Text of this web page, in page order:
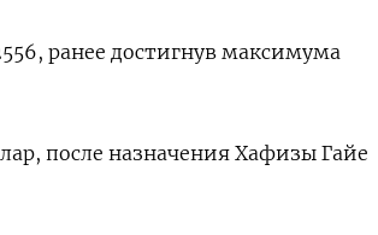
ранее достигнув максимума
после назначения Хафизы Гайе